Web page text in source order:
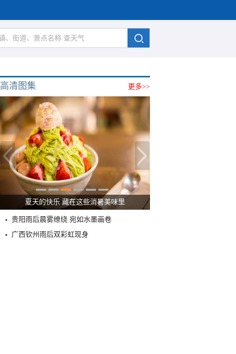
更多>>
高清图集
夏天的快乐 藏在这些消暑美味里
贵阳雨后晨雾缭绕 宛如水墨画卷
广西钦州雨后双彩虹现身